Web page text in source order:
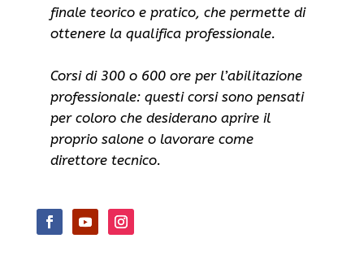
finale teorico e pratico, che permette di
ottenere la qualifica professionale.
Corsi di 300 o 600 ore per l’abilitazione
professionale: questi corsi sono pensati
per coloro che desiderano aprire il
proprio salone o lavorare come
direttore tecnico.